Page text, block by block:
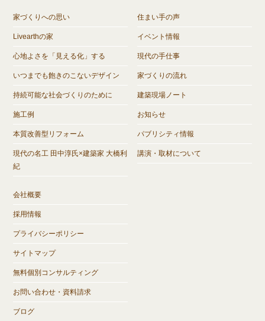
家づくりへの思い
Livearthの家
心地よさを「見える化」する
いつまでも飽きのこないデザイン
持続可能な社会づくりのために
施工例
本質改善型リフォーム
現代の名工 田中淳氏×建築家 大橋利
紀
住まい手の声
イベント情報
現代の手仕事
家づくりの流れ
建築現場ノート
お知らせ
パブリシティ情報
講演・取材について
会社概要
採用情報
プライバシーポリシー
サイトマップ
無料個別コンサルティング
お問い合わせ・資料請求
ブログ